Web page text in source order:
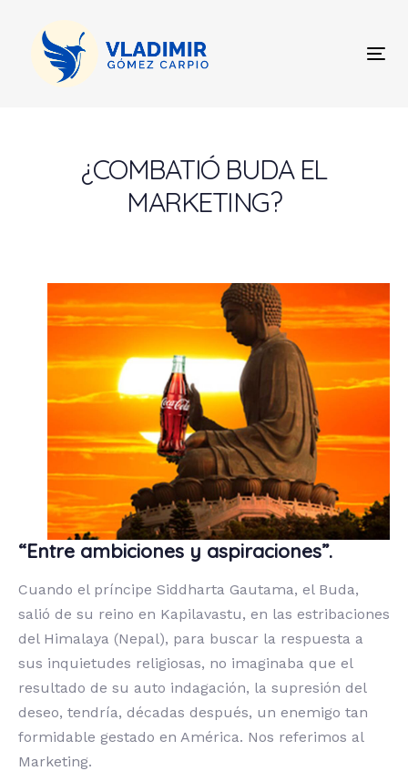
content
¿COMBATIÓ BUDA EL
MARKETING?
“Entre ambiciones y aspiraciones”.
Cuando el príncipe Siddharta Gautama, el Buda,
salió de su reino en Kapilavastu, en las estribaciones
del Himalaya (Nepal), para buscar la respuesta a
sus inquietudes religiosas, no imaginaba que el
resultado de su auto indagación, la supresión del
deseo, tendría, décadas después, un enemigo tan
formidable gestado en América. Nos referimos al
Marketing.
navigation